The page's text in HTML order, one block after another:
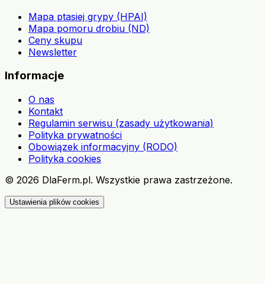
Mapa ptasiej grypy (HPAI)
Mapa pomoru drobiu (ND)
Ceny skupu
Newsletter
Informacje
O nas
Kontakt
Regulamin serwisu (zasady użytkowania)
Polityka prywatności
Obowiązek informacyjny (RODO)
Polityka cookies
© 2026 DlaFerm.pl. Wszystkie prawa zastrzeżone.
Ustawienia plików cookies